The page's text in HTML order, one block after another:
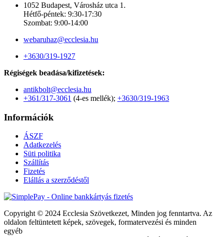
1052 Budapest, Városház utca 1.
Hétfő-péntek: 9:30-17:30
Szombat: 9:00-14:00
webaruhaz@ecclesia.hu
+3630/319-1927
Régiségek beadása/kifizetések:
antikbolt@ecclesia.hu
+361/317-3061 (4-es mellék); +3630/319-1963
Információk
ÁSZF
Adatkezelés
Süti politika
Szállítás
Fizetés
Elállás a szerződéstől
Copyright © 2024 Ecclesia Szövetkezet, Minden jog fenntartva. Az
oldalon feltüntetett képek, szövegek, formatervezési és minden
egyéb